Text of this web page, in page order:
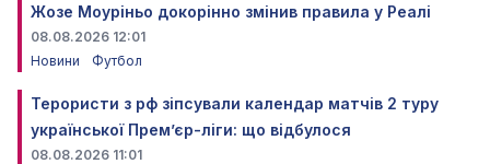
Жозе Моуріньо докорінно змінив правила у Реалі
08.08.2026 12:01
Новини
Футбол
Терористи з рф зіпсували календар матчів 2 туру
української Прем’єр-ліги: що відбулося
08.08.2026 11:01